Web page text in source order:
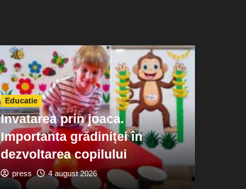
Educatie
Invatarea prin joaca.
Importanta grădiniței în
dezvoltarea copilului
press 4 august 2026